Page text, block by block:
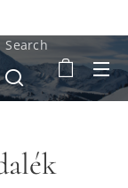
Search